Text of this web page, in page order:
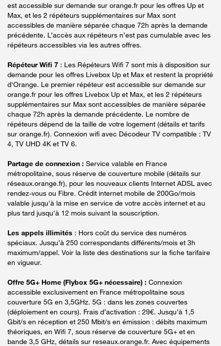
est accessible sur demande sur orange.fr pour les offres Up et
Max, et les 2 répéteurs supplémentaires sur Max sont
accessibles de manière séparée chaque 72h après la demande
précédente. L’accès aux répéteurs n’est pas cumulable avec les
répéteurs accessibles via les autres offres.
Répéteur Wifi 7 : Les Répéteurs Wifi 7 sont mis à disposition sur
demande pour les offres Livebox Up et Max et restent la propriété
d'Orange. Le premier répéteur est accessible sur demande sur
orange.fr pour les offres Livebox Up et Max, et les 2 répéteurs
supplémentaires sur Max sont accessibles de manière séparée
chaque 72h après la demande précédente. Le nombre de
répéteurs dépend de la taille de votre logement (détails et tarifs
sur orange.fr). Connexion wifi avec Décodeur TV compatible : TV
4, TV UHD 4K et TV 6.
Partage de connexion : Service valable en France
métropolitaine, sous réserve de couverture mobile (détails sur
réseaux.orange.fr), pour les nouveaux clients Internet ADSL avec
rendez-vous ou Fibre. Crédit internet mobile de 200Go/mois
valable jusqu'à la mise en service de votre accès internet et au
plus tard jusqu'à 12 mois suivant la souscription.
Les appels illimités : Hors coût du service des numéros
spéciaux. Jusqu’à 250 correspondants différents/mois et 3h
maximum/appel. Voir la liste des destinations sur la fiche tarifaire
en vigueur.
Offre 5G+ Home (Flybox 5G+ nécessaire) : Connexion
accessible exclusivement en France métropolitaine sous
couverture 5G en 3,5GHz. 5G : dans les zones couvertes
(déploiement en cours). Frais d’activation : 29€. Jusqu’à 1,5
Gbit/s en réception et 250 Mbit/s en émission : débits maximum
théoriques, en Wifi 7, sous réserve de couverture 5G+ et en
bande 3,5 GHz, détails sur reseaux.orange.fr. Avec équipements